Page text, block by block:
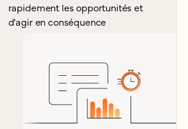
rapidement les opportunités et
d'agir en conséquence